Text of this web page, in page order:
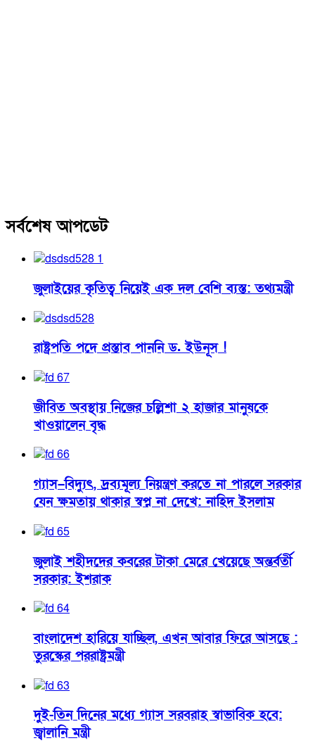
সর্বশেষ আপডেট
জুলাইয়ের কৃতিত্ব নিয়েই এক দল বেশি ব্যস্ত: তথ্যমন্ত্রী
রাষ্ট্রপতি পদে প্রস্তাব পাননি ড. ইউনূস !
জীবিত অবস্থায় নিজের চল্লিশা ২ হাজার মানুষকে
খাওয়ালেন বৃদ্ধ
গ্যাস–বিদ্যুৎ, দ্রব্যমূল্য নিয়ন্ত্রণ করতে না পারলে সরকার
যেন ক্ষমতায় থাকার স্বপ্ন না দেখে: নাহিদ ইসলাম
জুলাই শহীদদের কবরের টাকা মেরে খেয়েছে অন্তর্বর্তী
সরকার: ইশরাক
বাংলাদেশ হারিয়ে যাচ্ছিল, এখন আবার ফিরে আসছে :
তুরস্কের পররাষ্ট্রমন্ত্রী
দুই-তিন দিনের মধ্যে গ্যাস সরবরাহ স্বাভাবিক হবে:
জ্বালানি মন্ত্রী